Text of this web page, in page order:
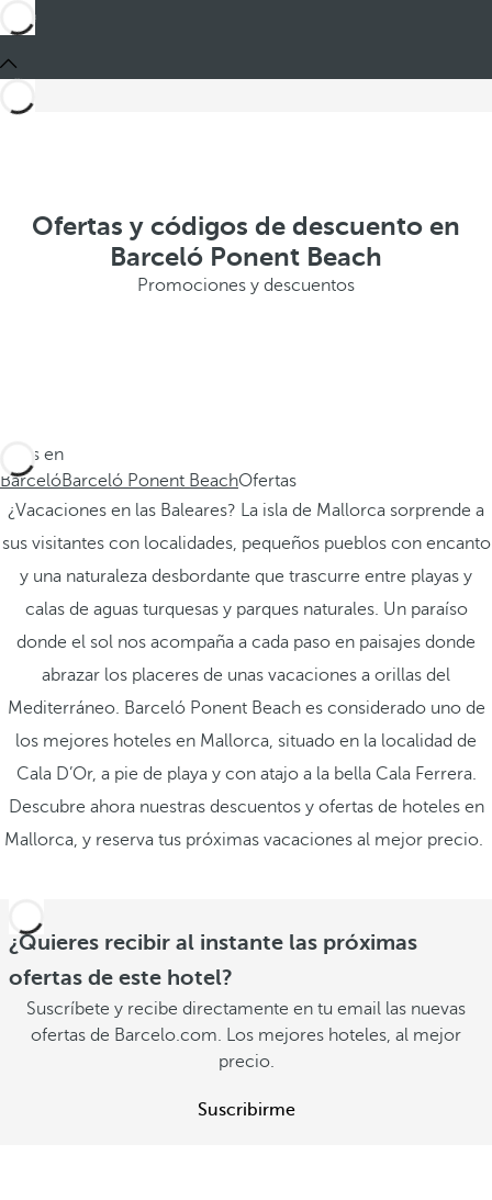
Ofertas y códigos de descuento en
Barceló Ponent Beach
Promociones y descuentos
Estás en
BarcelóBarceló Ponent BeachOfertas
¿Vacaciones en las Baleares? La isla de Mallorca sorprende a
sus visitantes con localidades, pequeños pueblos con encanto
y una naturaleza desbordante que trascurre entre playas y
calas de aguas turquesas y parques naturales. Un paraíso
donde el sol nos acompaña a cada paso en paisajes donde
abrazar los placeres de unas vacaciones a orillas del
Mediterráneo. Barceló Ponent Beach es considerado uno de
los mejores hoteles en Mallorca, situado en la localidad de
Cala D’Or, a pie de playa y con atajo a la bella Cala Ferrera.
Descubre ahora nuestras descuentos y ofertas de hoteles en
Mallorca, y reserva tus próximas vacaciones al mejor precio.
¿Quieres recibir al instante las próximas
ofertas de este hotel?
Suscríbete y recibe directamente en tu email las nuevas
ofertas de Barcelo.com. Los mejores hoteles, al mejor
precio.
Suscribirme